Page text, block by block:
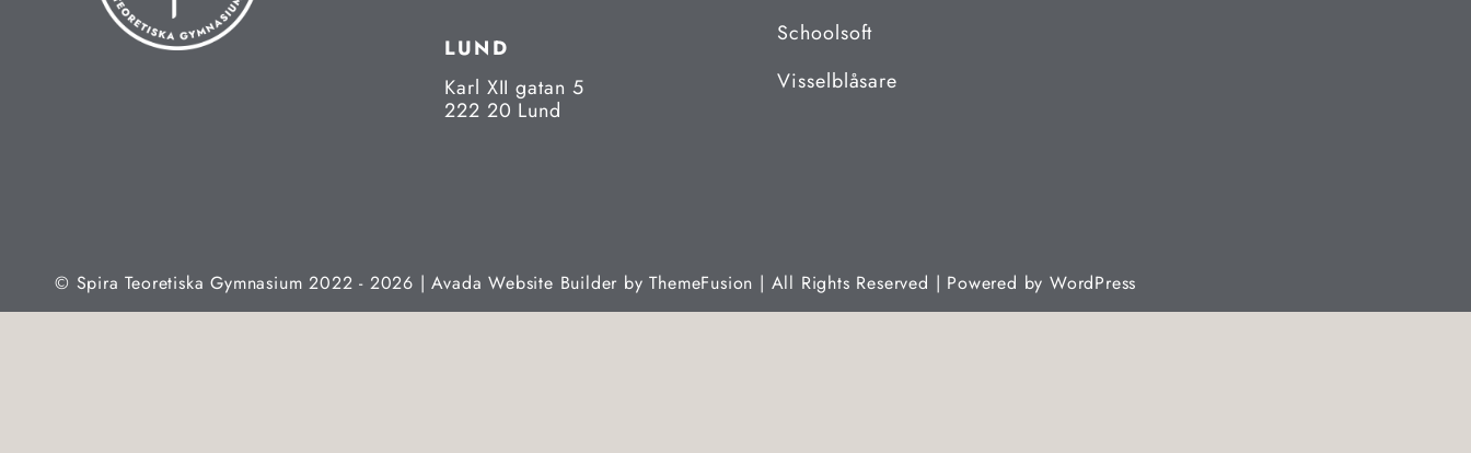
LUND
Karl XII gatan 5
222 20 Lund
Schoolsoft
Visselblåsare
© Spira Teoretiska Gymnasium 2022 - 2026 | Avada Website Builder byThemeFusion | All Rights Reserved | Powered by WordPress